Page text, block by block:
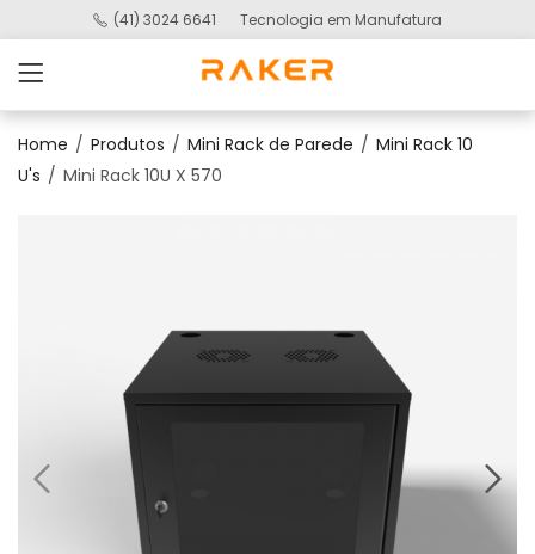
(41) 3024 6641 Tecnologia em Manufatura
Home Produtos Mini Rack de Parede
Mini Rack 10
U's
Mini Rack 10U X 570